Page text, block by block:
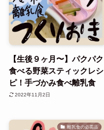
【生後９ヶ月〜】パクパク
食べる野菜スティックレシ
ピ！手づかみ食べ離乳食
2022年11月2日
離乳食の必需品